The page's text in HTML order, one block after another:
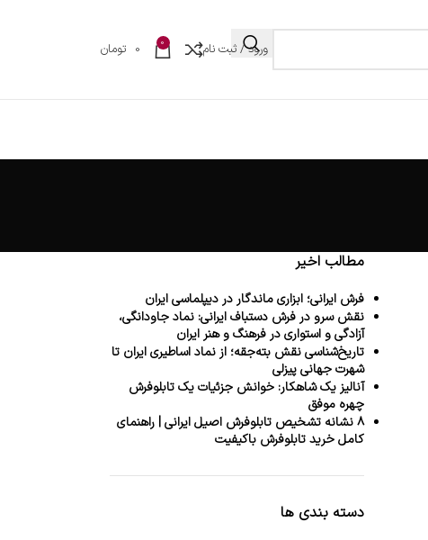
ورود / ثبت نام 0
0 تومان
مطالب اخیر
فرش ایرانی؛ ابزاری ماندگار در دیپلماسی ایران
نقش سرو در فرش دستباف ایرانی: نماد جاودانگی،
آزادگی و استواری در فرهنگ و هنر ایران
تاریخ‌شناسی نقش بته‌جقه؛ از نماد اساطیری ایران تا
شهرت جهانی پیزلی
آنالیز یک شاهکار: خوانش جزئیات یک تابلوفرش
چهره موفق
۸ نشانه تشخیص تابلوفرش اصیل ایرانی | راهنمای
کامل خرید تابلوفرش باکیفیت
دسته بندی ها